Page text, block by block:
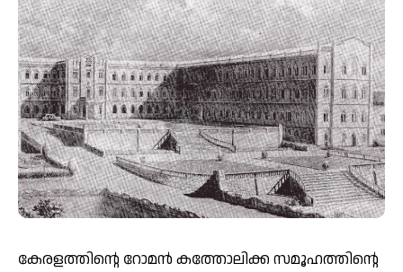
കേരളത്തിന്റെ റോമന്‍ കത്തോലിക്ക സമൂഹത്തിന്റെ